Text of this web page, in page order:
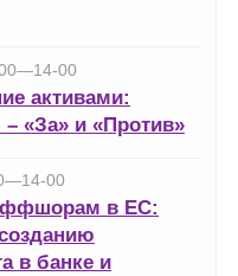
00
активами:
«За» и «Против»
00
в ЕС:
в банке и